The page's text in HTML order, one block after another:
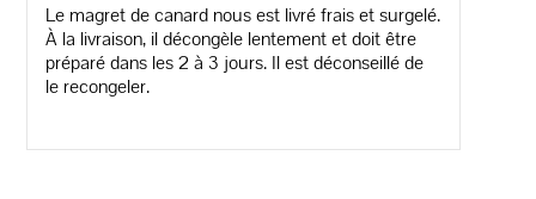
Le magret de canard nous est livré frais et surgelé.
À la livraison, il décongèle lentement et doit être
préparé dans les 2 à 3 jours. Il est déconseillé de
le recongeler.